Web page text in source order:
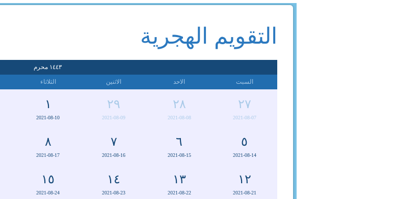
التقويم الهجرية
١٤٤٣ محرم
السبت الاحد الاثنين الثلاثاء
٢٧
2021-08-07
٢٨
2021-08-08
٢٩
2021-08-09
١
2021-08-10
٥
2021-08-14
٦
2021-08-15
٧
2021-08-16
٨
2021-08-17
١٢
2021-08-21
١٣
2021-08-22
١٤
2021-08-23
١٥
2021-08-24